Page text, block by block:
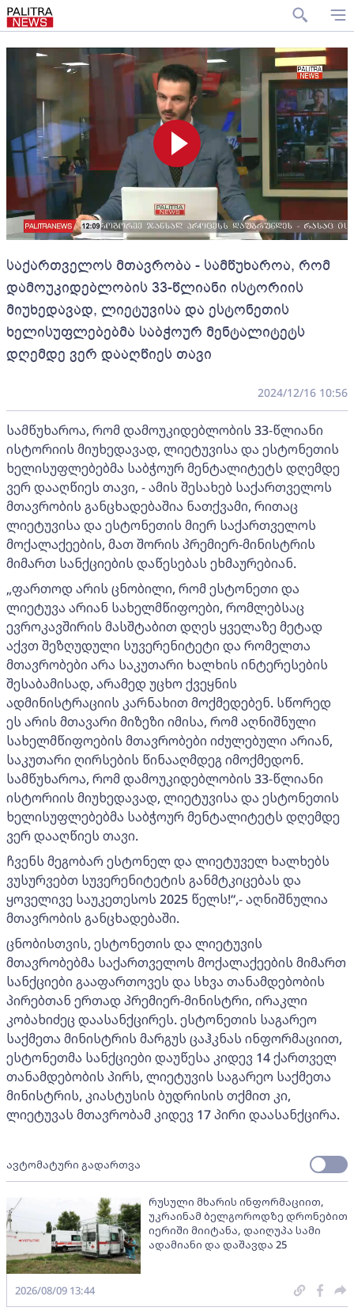
საქართველოს მთავრობა - სამწუხაროა, რომ
დამოუკიდებლობის 33-წლიანი ისტორიის
მიუხედავად, ლიეტუვისა და ესტონეთის
ხელისუფლებებმა საბჭოურ მენტალიტეტს
დღემდე ვერ დააღწიეს თავი
2024/12/16 10:56
სამწუხაროა, რომ დამოუკიდებლობის 33-წლიანი
ისტორიის მიუხედავად, ლიეტუვისა და ესტონეთის
ხელისუფლებებმა საბჭოურ მენტალიტეტს დღემდე
ვერ დააღწიეს თავი, - ამის შესახებ საქართველოს
მთავრობის განცხადებაშია ნათქვამი, რითაც
ლიეტუვისა და ესტონეთის მიერ საქართველოს
მოქალაქეების, მათ შორის პრემიერ-მინისტრის
მიმართ სანქციების დაწესებას ეხმაურებიან.
„ფართოდ არის ცნობილი, რომ ესტონეთი და
ლიეტუვა არიან სახელმწიფოები, რომლებსაც
ევროკავშირის მასშტაბით დღეს ყველაზე მეტად
აქვთ შეზღუდული სუვერენიტეტი და რომელთა
მთავრობები არა საკუთარი ხალხის ინტერესების
შესაბამისად, არამედ უცხო ქვეყნის
ადმინისტრაციის კარნახით მოქმედებენ. სწორედ
ეს არის მთავარი მიზეზი იმისა, რომ აღნიშნული
სახელმწიფოების მთავრობები იძულებული არიან,
საკუთარი ღირსების წინააღმდეგ იმოქმედონ.
სამწუხაროა, რომ დამოუკიდებლობის 33-წლიანი
ისტორიის მიუხედავად, ლიეტუვისა და ესტონეთის
ხელისუფლებებმა საბჭოურ მენტალიტეტს დღემდე
ვერ დააღწიეს თავი.
ჩვენს მეგობარ ესტონელ და ლიეტუველ ხალხებს
ვუსურვებთ სუვერენიტეტის განმტკიცებას და
ყოველივე საუკეთესოს 2025 წელს!“,- აღნიშნულია
მთავრობის განცხადებაში.
ცნობისთვის, ესტონეთის და ლიეტუვის
მთავრობებმა საქართველოს მოქალაქეების მიმართ
სანქციები გააფართოვეს და სხვა თანამდებობის
პირებთან ერთად პრემიერ-მინისტრი, ირაკლი
კობახიძეც დაასანქცირეს. ესტონეთის საგარეო
საქმეთა მინისტრის მარგუს ცაჰკნას ინფორმაციით,
ესტონეთმა სანქციები დაუწესა კიდევ 14 ქართველ
თანამდებობის პირს, ლიეტუვის საგარეო საქმეთა
მინისტრის, კიასტუსის ბუდრისის თქმით კი,
ლიეტუვას მთავრობამ კიდევ 17 პირი დაასანქცირა.
ავტომატური გადართვა
რუსული მხარის ინფორმაციით,
უკრაინამ ბელგოროდზე დრონებით
იერიში მიიტანა, დაიღუპა სამი
ადამიანი და დაშავდა 25
2026/08/09 13:44